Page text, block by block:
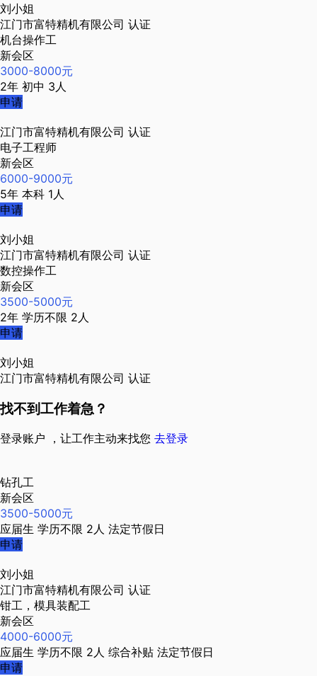
刘小姐
江门市富特精机有限公司 认证
机台操作工
新会区
3000-8000元
2年 初中 3人
申请
江门市富特精机有限公司 认证
电子工程师
新会区
6000-9000元
5年 本科 1人
申请
刘小姐
江门市富特精机有限公司 认证
数控操作工
新会区
3500-5000元
2年 学历不限 2人
申请
刘小姐
江门市富特精机有限公司 认证
找不到工作着急？
登录账户 ，让工作主动来找您 去登录
钻孔工
新会区
3500-5000元
应届生 学历不限 2人 法定节假日
申请
刘小姐
江门市富特精机有限公司 认证
钳工，模具装配工
新会区
4000-6000元
应届生 学历不限 2人 综合补贴 法定节假日
申请